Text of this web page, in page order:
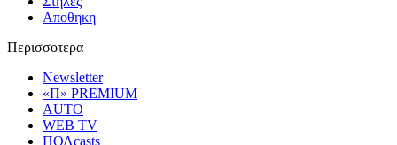
Αποθηκη
Περισσοτερα
Newsletter
«Π» PREMIUM
AUTO
WEB TV
ΠΟΛcasts